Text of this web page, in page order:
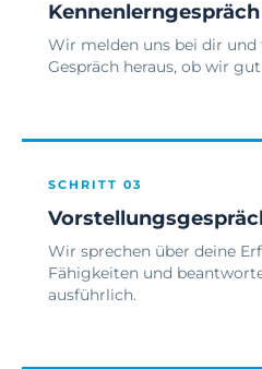
Kennenlerngespräch
Wir melden uns bei dir
Gespräch heraus, ob wir
SCHRITT 03
Wir sprechen über deine
Fähigkeiten und
ausführlich.